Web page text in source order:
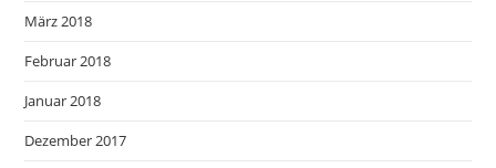
März 2018
Februar 2018
Januar 2018
Dezember 2017